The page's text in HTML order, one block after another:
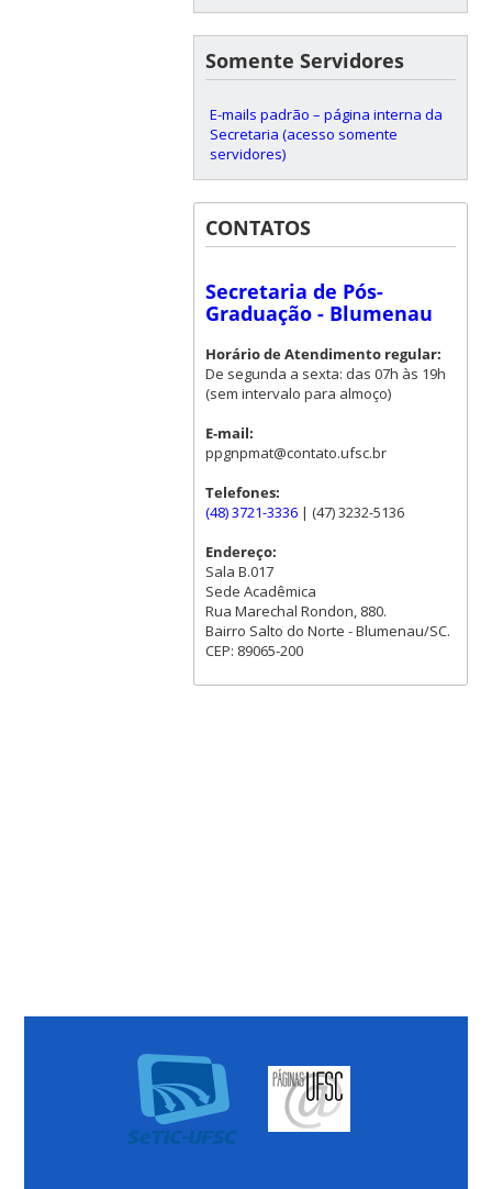
Somente Servidores
E-mails padrão – página interna da
Secretaria (acesso somente
servidores)
CONTATOS
Secretaria de Pós-
Graduação - Blumenau
Horário de Atendimento regular:
De segunda a sexta: das 07h às 19h
(sem intervalo para almoço)
E-mail:
ppgnpmat@contato.ufsc.br
Telefones:
(48) 3721-3336| (47) 3232-5136
Endereço:
Sala B.017
Sede Acadêmica
Rua Marechal Rondon, 880.
Bairro Salto do Norte - Blumenau/SC.
CEP: 89065-200